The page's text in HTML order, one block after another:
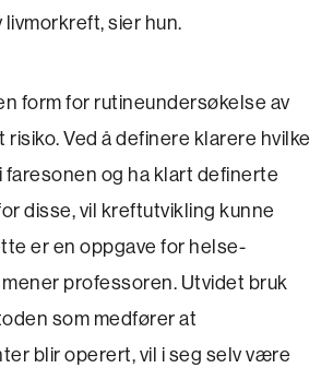
sier hun.
form for rutineundersøkelse av
risiko. Ved å definere klarere hvilke
faresonen og ha klart definerte
disse, vil kreftutvikling kunne
er en oppgave for helse­
professoren. Utvidet bruk
som medfører at
blir operert, vil i seg selv være